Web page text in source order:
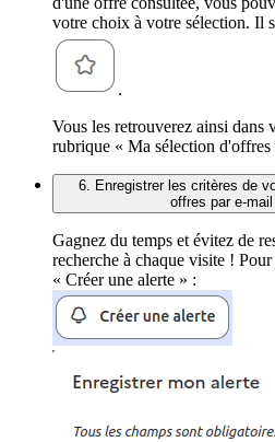
votre choix à votre sélection. Il
.
Vous les retrouverez ainsi dans
rubrique « Ma sélection d'offres
6. Enregistrer les critères de
offres par e-
Gagnez du temps et évitez de
recherche à chaque visite !
« Créer une alerte » :